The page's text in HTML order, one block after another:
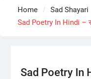
Home
Sad Shayari
Sad Poetry In Hindi –
Sad Poetry In